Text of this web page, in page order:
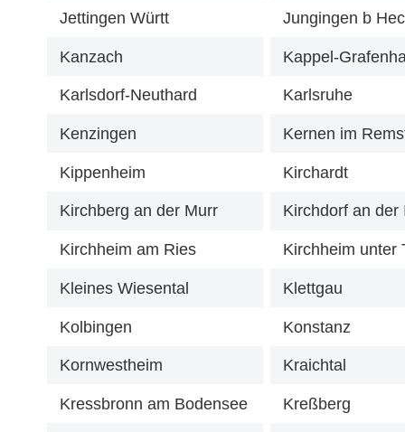
Jettingen Württ Jungingen b
Kanzach Kappel-
Karlsdorf-Neuthard Karlsruhe
Kenzingen Kernen im
Kippenheim Kirchardt
Kirchberg an der Murr Kirchdorf an der
Kirchheim am Ries Kirchheim unter
Kleines Wiesental Klettgau
Kolbingen Konstanz
Kornwestheim Kraichtal
Kressbronn am Bodensee Kreßberg